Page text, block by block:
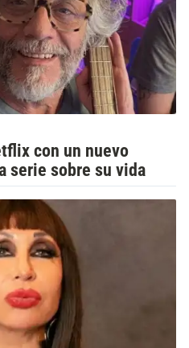
con un nuevo
serie sobre su vida